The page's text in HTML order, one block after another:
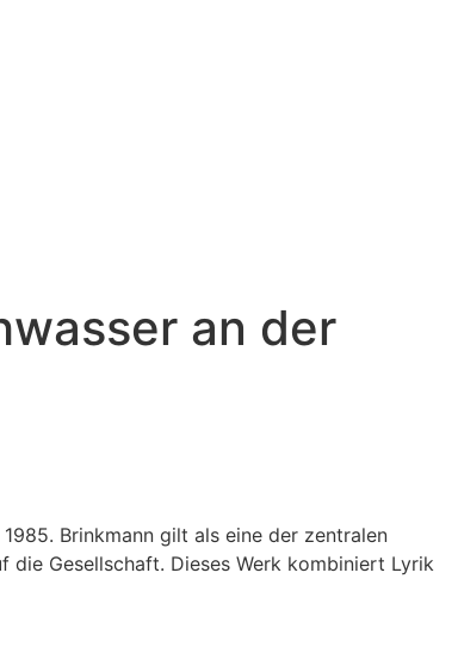
an der
Brinkmann gilt als eine der zentralen
die Gesellschaft. Dieses Werk kombiniert Lyrik